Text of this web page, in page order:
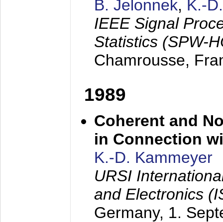
B. Jelonnek, K.-
IEEE Signal
Statistics (SPW-
Chamrousse,
1989
Coherent and
in Connection
K.-D. Kammeyer
URSI
and Electronics
Germany, 1.